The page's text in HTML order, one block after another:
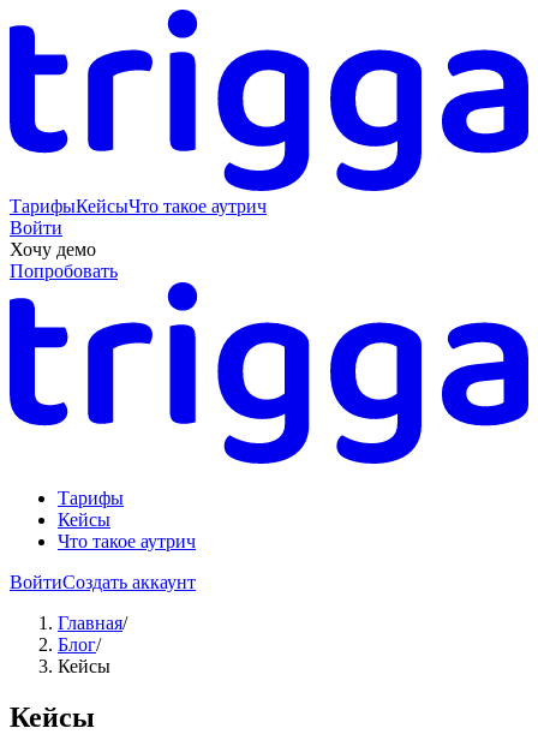
ТарифыКейсыЧто такое аутрич
Войти
Хочу демо
Попробовать
Тарифы
Кейсы
Что такое аутрич
ВойтиСоздать аккаунт
Главная/
Блог/
Кейсы
Кейсы